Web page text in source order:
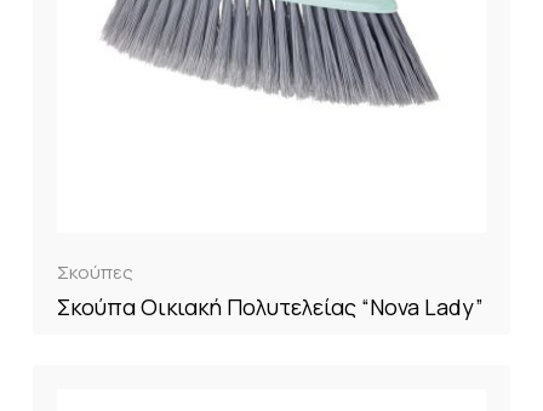
Σκούπες
Σκούπα Οικιακή Πολυτελείας “Nova Lady”